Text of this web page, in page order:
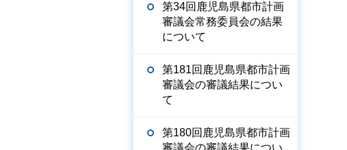
第34回鹿児島県都市計画
審議会常務委員会の結果
について
第181回鹿児島県都市計画
審議会の審議結果につい
て
第180回鹿児島県都市計画
審議会の審議結果につい